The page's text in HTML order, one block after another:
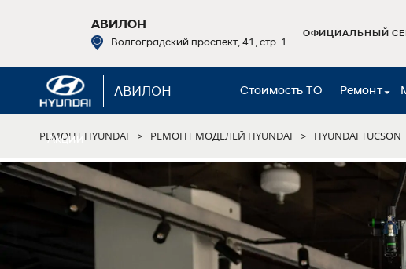
АВИЛОН
Волгоградский проспект, 41, стр. 1
ОФИЦИАЛЬНЫЙ
АВИЛОН Стоимость ТО Ремонт
Акции
РЕМОНТ HYUNDAI > РЕМОНТ МОДЕЛЕЙ HYUNDAI > HYUNDAI TUCSON